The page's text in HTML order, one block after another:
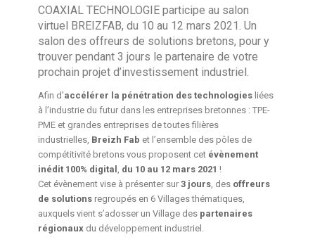
COAXIAL TECHNOLOGIE participe au salon
virtuel BREIZFAB, du 10 au 12 mars 2021. Un
salon des offreurs de solutions bretons, pour y
trouver pendant 3 jours le partenaire de votre
prochain projet d’investissement industriel.
Afin d’accélérer la pénétration des technologiesliées
à l’industrie du futur dans les entreprises bretonnes : TPE-
PME et grandes entreprises de toutes filières
industrielles, Breizh Fab et l’ensemble des pôles de
compétitivité bretons vous proposent cet évènement
inédit 100% digital , du 10 au 12 mars 2021 !
Cet évènement vise à présenter sur 3 jours, des offreurs
de solutions regroupés en 6 Villages thématiques,
auxquels vient s’adosser un Village des partenaires
régionaux du développement industriel.